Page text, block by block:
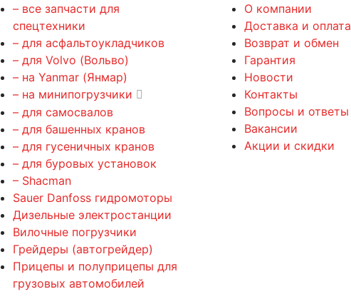
– все запчасти для
спецтехники
– для асфальтоукладчиков
– для Volvo (Вольво)
– на Yanmar (Янмар)
– на минипогрузчики
– для самосвалов
– для башенных кранов
– для гусеничных кранов
– для буровых установок
– Shacman
Sauer Danfoss гидромоторы
Дизельные электростанции
Вилочные погрузчики
Грейдеры (автогрейдер)
Прицепы и полуприцепы для
грузовых автомобилей
О компании
Доставка и оплата
Возврат и обмен
Гарантия
Новости
Контакты
Вопросы и ответы
Вакансии
Акции и скидки